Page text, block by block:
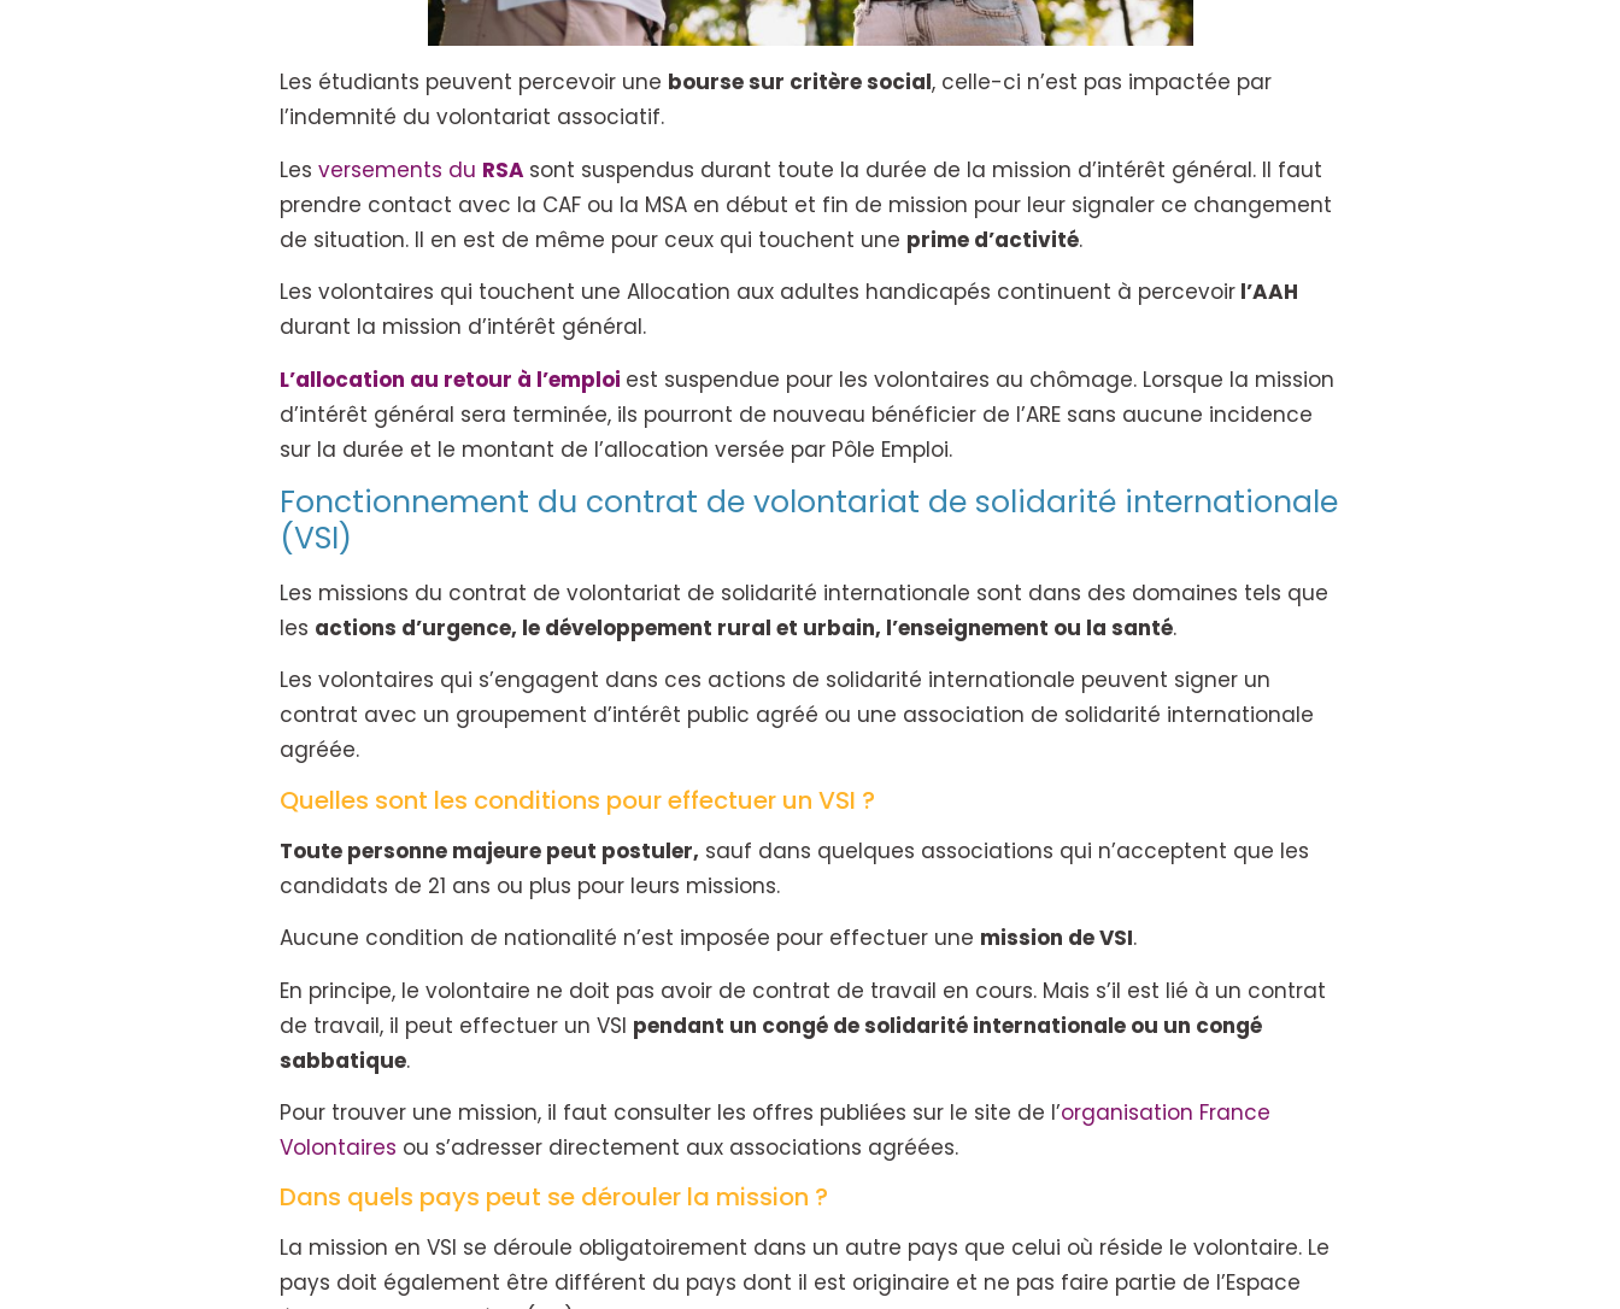
Les étudiants peuvent percevoir une bourse sur critère social, celle-ci n’est pas impactée par
l’indemnité du volontariat associatif.
Les versements du RSA sont suspendus durant toute la durée de la mission d’intérêt général. Il faut
prendre contact avec la CAF ou la MSA en début et fin de mission pour leur signaler ce changement
de situation. Il en est de même pour ceux qui touchent une prime d’activité.
Les volontaires qui touchent une Allocation aux adultes handicapés continuent à percevoir l’AAH
durant la mission d’intérêt général.
L’allocation au retour à l’emploi est suspendue pour les volontaires au chômage. Lorsque la mission
d’intérêt général sera terminée, ils pourront de nouveau bénéficier de l’ARE sans aucune incidence
sur la durée et le montant de l’allocation versée par Pôle Emploi.
Fonctionnement du contrat de volontariat de solidarité internationale
(VSI)
Les missions du contrat de volontariat de solidarité internationale sont dans des domaines tels que
les actions d’urgence, le développement rural et urbain, l’enseignement ou la santé.
Les volontaires qui s’engagent dans ces actions de solidarité internationale peuvent signer un
contrat avec un groupement d’intérêt public agréé ou une association de solidarité internationale
agréée.
Quelles sont les conditions pour effectuer un VSI ?
Toute personne majeure peut postuler, sauf dans quelques associations qui n’acceptent que les
candidats de 21 ans ou plus pour leurs missions.
Aucune condition de nationalité n’est imposée pour effectuer une mission de VSI.
En principe, le volontaire ne doit pas avoir de contrat de travail en cours. Mais s’il est lié à un contrat
de travail, il peut effectuer un VSI pendant un congé de solidarité internationale ou un congé
sabbatique.
Pour trouver une mission, il faut consulter les offres publiées sur le site de l’organisation France
Volontaires ou s’adresser directement aux associations agréées.
Dans quels pays peut se dérouler la mission ?
La mission en VSI se déroule obligatoirement dans un autre pays que celui où réside le volontaire. Le
pays doit également être différent du pays dont il est originaire et ne pas faire partie de l’Espace